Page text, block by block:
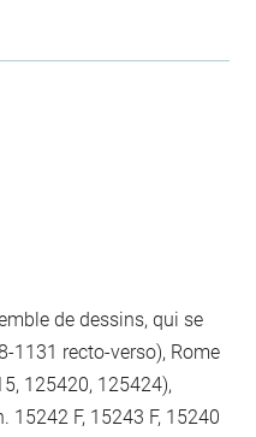
de dessins, qui se
1131 recto-verso), Rome
125420, 125424),
15242 F, 15243 F, 15240